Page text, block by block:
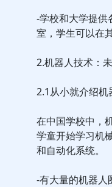
-学校和大学提供
室，学生可以在
2.机器人技术：
2.1从小就介绍机
在中国学校中，
学童开始学习机
和自动化系统。
-有大量的机器人